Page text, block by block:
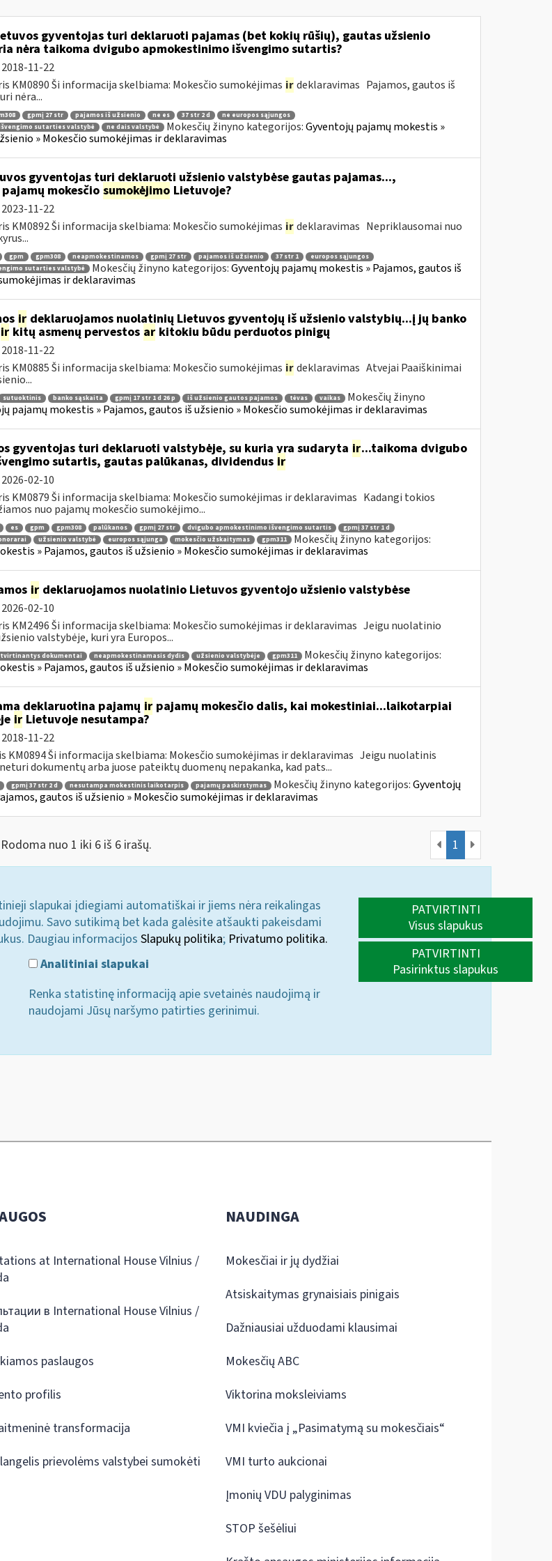
gyventojas turi deklaruoti pajamas (bet kokių rūšių), gautas užsienio
nėra taikoma dvigubo apmokestinimo išvengimo sutartis?
2018-11-22
KM0890 Ši informacija skelbiama: Mokesčio sumokėjimas ir deklaravimas Pajamos, gautos iš
nėra...
gpmį 27 str pajamos iš užsienio ne es 37 str 2 d
ne europos sąjungos
sutarties valstybė
ne dais valstybė Mokesčių žinyno kategorijos:Gyventojų pajamų mokestis »
» Mokesčio sumokėjimas ir deklaravimas
gyventojas turi deklaruoti užsienio valstybėse gautas pajamas...,
mokesčio sumokėjimo Lietuvoje?
2023-11-22
KM0892 Ši informacija skelbiama: Mokesčio sumokėjimas ir deklaravimas Nepriklausomai nuo
gpm gpm308 neapmokestinamos gpmį 27 str pajamos iš užsienio 37 str 1
europos sąjungos
sutarties valstybė
Mokesčių žinyno kategorijos:Gyventojų pajamų mokestis » Pajamos, gautos iš
ir deklaravimas
irdeklaruojamos nuolatinių Lietuvos gyventojų iš užsienio valstybių...į jų banko
irkitų asmenų pervestos arkitokiu būdu perduotos pinigų
2018-11-22
KM0885 Ši informacija skelbiama: Mokesčio sumokėjimas ir deklaravimas Atvejai Paaiškinimai
sutuoktinis banko sąskaita gpmį 17 str 1 d 26 p iš užsienio gautos pajamos tėvas vaikas
Mokesčių žinyno
pajamų mokestis » Pajamos, gautos iš užsienio » Mokesčio sumokėjimas ir deklaravimas
gyventojas turi deklaruoti valstybėje, su kuria yra sudaryta ir...taikoma dvigubo
sutartis, gautas palūkanas, dividendus ir
2026-02-10
KM0879 Ši informacija skelbiama: Mokesčio sumokėjimas ir deklaravimas Kadangi tokios
nuo pajamų mokesčio sumokėjimo...
es gpm gpm308 palūkanos gpmį 27 str dvigubo apmokestinimo išvengimo sutartis
gpmį 37 str 1 d
užsienio valstybė europos sąjunga mokesčio užskaitymas gpm311
Mokesčių žinyno kategorijos:
» Pajamos, gautos iš užsienio » Mokesčio sumokėjimas ir deklaravimas
irdeklaruojamos nuolatinio Lietuvos gyventojo užsienio valstybėse
2026-02-10
KM2496 Ši informacija skelbiama: Mokesčio sumokėjimas ir deklaravimas Jeigu nuolatinio
valstybėje, kuri yra Europos...
dokumentai neapmokestinamasis dydis užsienio valstybėje gpm311
Mokesčių žinyno kategorijos:
» Pajamos, gautos iš užsienio » Mokesčio sumokėjimas ir deklaravimas
deklaruotina pajamų irpajamų mokesčio dalis, kai mokestiniai...laikotarpiai
irLietuvoje nesutampa?
2018-11-22
KM0894 Ši informacija skelbiama: Mokesčio sumokėjimas ir deklaravimas Jeigu nuolatinis
dokumentų arba juose pateiktų duomenų nepakanka, kad pats...
gpmį 37 str 2 d nesutampa mokestinis laikotarpis pajamų paskirstymas Mokesčių žinyno kategorijos:Gyventojų
gautos iš užsienio » Mokesčio sumokėjimas ir deklaravimas
Rodoma nuo 1 iki 6 iš 6 irašų. 1
slapukai įdiegiami automatiškai ir jiems nėra reikalingas
Savo sutikimą bet kada galėsite atšaukti pakeisdami
Daugiau informacijos Slapukų politika; Privatumo politika.
Analitiniai slapukai
Renka statistinę informaciją apie svetainės naudojimą ir
naudojami Jūsų naršymo patirties gerinimui.
PATVIRTINTI
Visus slapukus
PATVIRTINTI
Pasirinktus slapukus
at International House Vilnius /
в International House Vilnius /
paslaugos
profilis
transformacija
prievolėms valstybei sumokėti
NAUDINGA
Mokesčiai ir jų dydžiai
Atsiskaitymas grynaisiais pinigais
Dažniausiai užduodami klausimai
Mokesčių ABC
Viktorina moksleiviams
VMI kviečia į „Pasimatymą su mokesčiais“
VMI turto aukcionai
Įmonių VDU palyginimas
STOP šešėliui